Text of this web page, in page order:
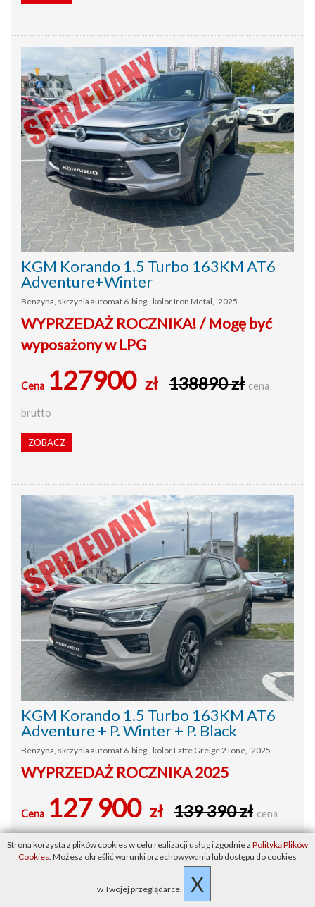
KGM Korando 1.5 Turbo 163KM AT6
Adventure+Winter
Benzyna, skrzynia automat 6-bieg., kolor Iron Metal, '2025
WYPRZEDAŻ ROCZNIKA! / Mogę być
wyposażony w LPG
Cena 127900 zł 138890 zł cena
brutto
ZOBACZ
KGM Korando 1.5 Turbo 163KM AT6
Adventure + P. Winter + P. Black
Benzyna, skrzynia automat 6-bieg., kolor Latte Greige 2Tone, '2025
WYPRZEDAŻ ROCZNIKA 2025
Cena 127 900 zł 139 390 zł cena
brutto
Strona korzysta z plików cookies w celu realizacji usług i zgodnie z Polityką Plików
Cookies. Możesz określić warunki przechowywania lub dostępu do cookies
w Twojej przeglądarce. X